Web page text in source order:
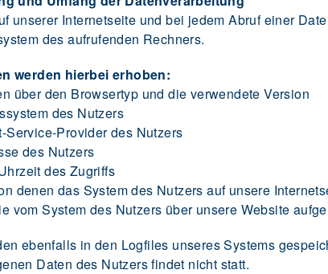
unserer Internetseite und bei jedem Abruf einer
des aufrufenden Rechners.
werden hierbei erhoben:
über den Browsertyp und die verwendete Version
des Nutzers
Provider des Nutzers
des Nutzers
des Zugriffs
denen das System des Nutzers auf unsere
vom System des Nutzers über unsere Website
ebenfalls in den Logfiles unseres Systems
Daten des Nutzers findet nicht statt.